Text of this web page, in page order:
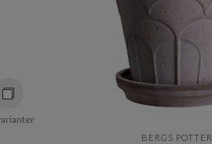
BERGS POTTER